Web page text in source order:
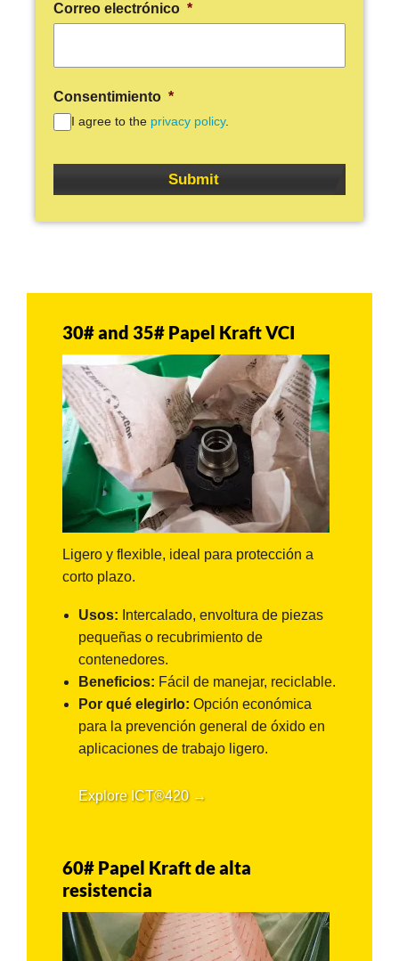
Correo electrónico *
Consentimiento *
I agree to the privacy policy.
30# and 35# Papel Kraft VCI
Ligero y flexible, ideal para protección a
corto plazo.
Usos: Intercalado, envoltura de piezas
pequeñas o recubrimiento de
contenedores.
Beneficios: Fácil de manejar, reciclable.
Por qué elegirlo: Opción económica
para la prevención general de óxido en
aplicaciones de trabajo ligero.
Explore ICT®420 →
60# Papel Kraft de alta
resistencia